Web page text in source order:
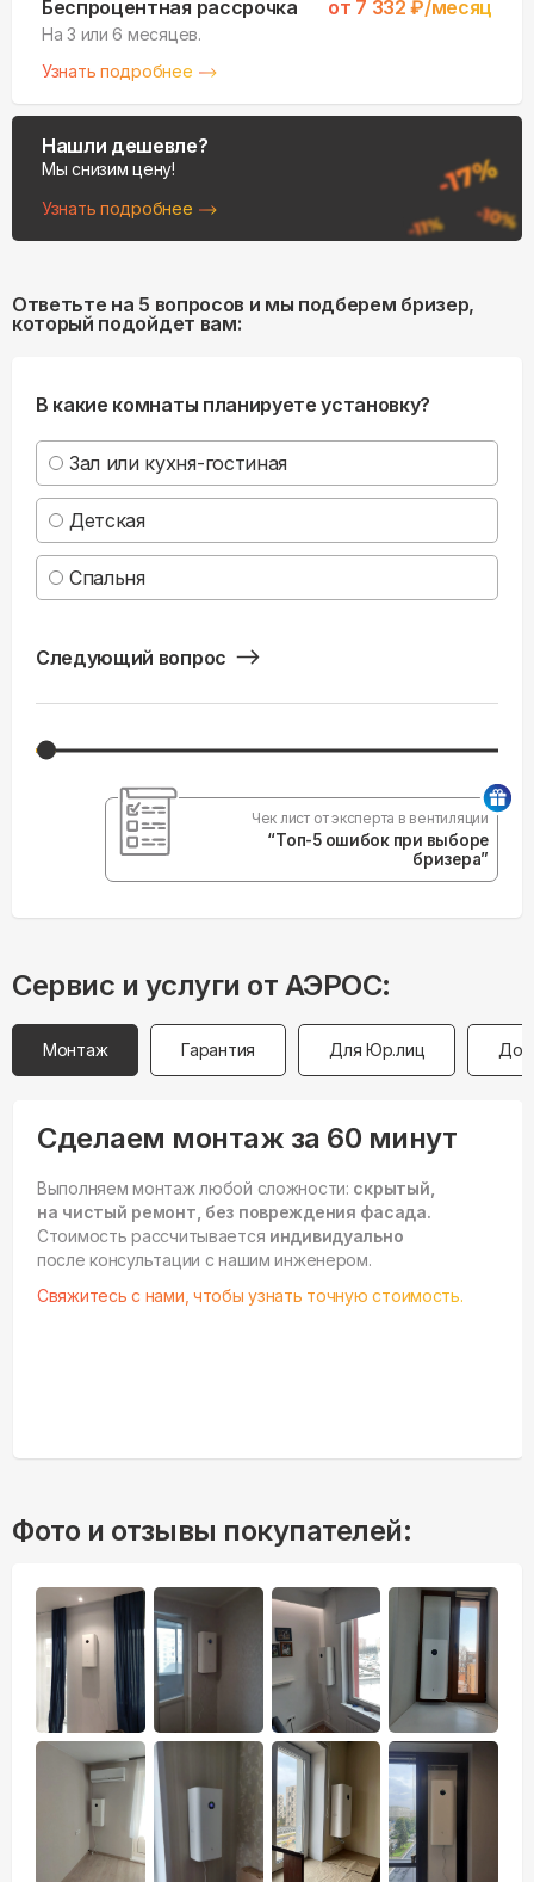
Беспроцентная рассрочка от 7 332 ₽/месяц
На 3 или 6 месяцев.
Узнать подробнее
Нашли дешевле?
Мы снизим цену!
Узнать подробнее
Ответьте на 5 вопросов и мы подберем бризер,
который подойдет вам:
В какие комнаты планируете установку?
Зал или кухня-гостиная
Детская
Спальня
Следующий вопрос
Чек лист от эксперта в вентиляции
“Топ-5 ошибок при выборе
бризера”
Сервис и услуги от АЭРОС:
Монтаж Гарантия Для Юр.лиц
Сделаем монтаж за 60 минут
Выполняем монтаж любой сложности: скрытый,
на чистый ремонт, без повреждения фасада.
Стоимость рассчитывается индивидуально
после консультации с нашим инженером.
Свяжитесь с нами, чтобы узнать точную стоимость.
Фото и отзывы покупателей: